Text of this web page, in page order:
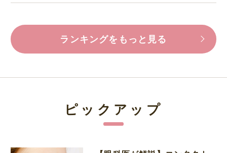
ランキングをもっと見る
ピックアップ